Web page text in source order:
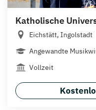
Katholische
Eichstätt, Ingolstadt
Angewandte
Vollzeit